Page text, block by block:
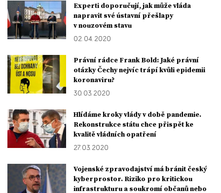
Experti doporučují, jak může vláda
napravit své ústavní přešlapy
v nouzovém stavu
02. 04. 2020
Právní rádce Frank Bold: Jaké právní
otázky Čechy nejvíc trápí kvůli epidemii
koronaviru?
30. 03. 2020
Hlídáme kroky vlády v době pandemie.
Rekonstrukce státu chce přispět ke
kvalitě vládních opatření
27. 03. 2020
Vojenské zpravodajství má bránit český
kyberprostor. Riziko pro kritickou
infrastrukturu a soukromí občanů nebo